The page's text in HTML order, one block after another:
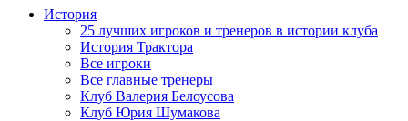
История
25 лучших игроков и тренеров в истории клуба
История Трактора
Все игроки
Все главные тренеры
Клуб Валерия Белоусова
Клуб Юрия Шумакова